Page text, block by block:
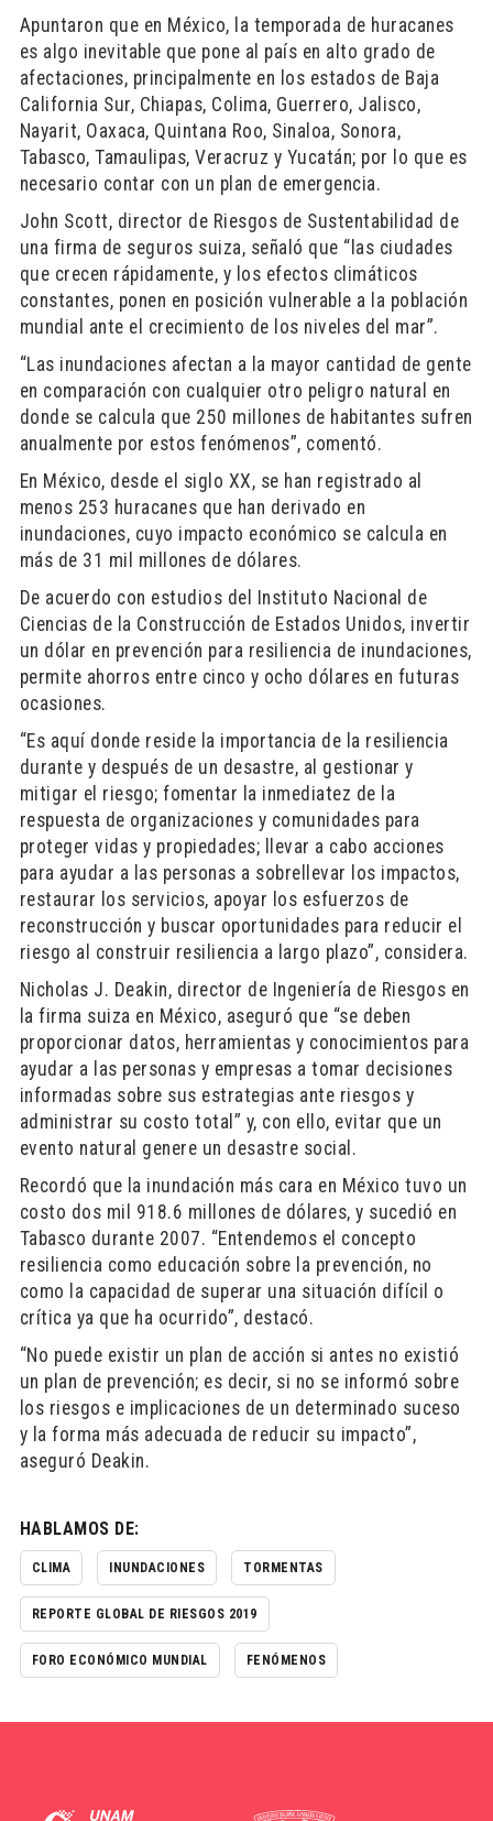
Apuntaron que en México, la temporada de huracanes
es algo inevitable que pone al país en alto grado de
afectaciones, principalmente en los estados de Baja
California Sur, Chiapas, Colima, Guerrero, Jalisco,
Nayarit, Oaxaca, Quintana Roo, Sinaloa, Sonora,
Tabasco, Tamaulipas, Veracruz y Yucatán; por lo que es
necesario contar con un plan de emergencia.
John Scott, director de Riesgos de Sustentabilidad de
una firma de seguros suiza, señaló que “las ciudades
que crecen rápidamente, y los efectos climáticos
constantes, ponen en posición vulnerable a la población
mundial ante el crecimiento de los niveles del mar”.
“Las inundaciones afectan a la mayor cantidad de gente
en comparación con cualquier otro peligro natural en
donde se calcula que 250 millones de habitantes sufren
anualmente por estos fenómenos”, comentó.
En México, desde el siglo XX, se han registrado al
menos 253 huracanes que han derivado en
inundaciones, cuyo impacto económico se calcula en
más de 31 mil millones de dólares.
De acuerdo con estudios del Instituto Nacional de
Ciencias de la Construcción de Estados Unidos, invertir
un dólar en prevención para resiliencia de inundaciones,
permite ahorros entre cinco y ocho dólares en futuras
ocasiones.
“Es aquí donde reside la importancia de la resiliencia
durante y después de un desastre, al gestionar y
mitigar el riesgo; fomentar la inmediatez de la
respuesta de organizaciones y comunidades para
proteger vidas y propiedades; llevar a cabo acciones
para ayudar a las personas a sobrellevar los impactos,
restaurar los servicios, apoyar los esfuerzos de
reconstrucción y buscar oportunidades para reducir el
riesgo al construir resiliencia a largo plazo”, considera.
Nicholas J. Deakin, director de Ingeniería de Riesgos en
la firma suiza en México, aseguró que “se deben
proporcionar datos, herramientas y conocimientos para
ayudar a las personas y empresas a tomar decisiones
informadas sobre sus estrategias ante riesgos y
administrar su costo total” y, con ello, evitar que un
evento natural genere un desastre social.
Recordó que la inundación más cara en México tuvo un
costo dos mil 918.6 millones de dólares, y sucedió en
Tabasco durante 2007. “Entendemos el concepto
resiliencia como educación sobre la prevención, no
como la capacidad de superar una situación difícil o
crítica ya que ha ocurrido”, destacó.
“No puede existir un plan de acción si antes no existió
un plan de prevención; es decir, si no se informó sobre
los riesgos e implicaciones de un determinado suceso
y la forma más adecuada de reducir su impacto”,
aseguró Deakin.
HABLAMOS DE:
CLIMA INUNDACIONES TORMENTAS
REPORTE GLOBAL DE RIESGOS 2019
FORO ECONÓMICO MUNDIAL FENÓMENOS